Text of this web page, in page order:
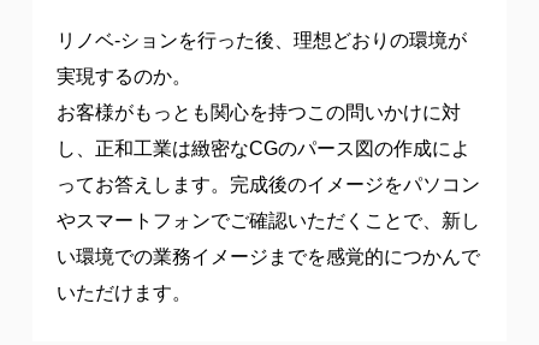
リノベ-ションを行った後、理想どおりの環境が
実現するのか。
お客様がもっとも関心を持つこの問いかけに対
し、正和工業は緻密なCGのパース図の作成によ
ってお答えします。完成後のイメージをパソコン
やスマートフォンでご確認いただくことで、新し
い環境での業務イメージまでを感覚的につかんで
いただけます。